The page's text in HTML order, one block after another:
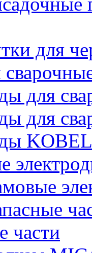
для
для
для
части